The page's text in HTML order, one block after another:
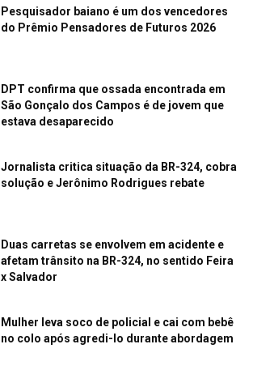
Pesquisador baiano é um dos vencedores
do Prêmio Pensadores de Futuros 2026
DPT confirma que ossada encontrada em
São Gonçalo dos Campos é de jovem que
estava desaparecido
Jornalista critica situação da BR-324, cobra
solução e Jerônimo Rodrigues rebate
Duas carretas se envolvem em acidente e
afetam trânsito na BR-324, no sentido Feira
x Salvador
Mulher leva soco de policial e cai com bebê
no colo após agredi-lo durante abordagem